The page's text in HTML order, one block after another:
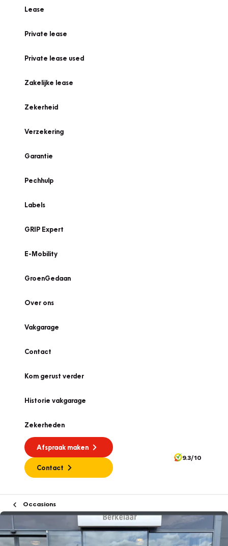
Lease
Private lease
Private lease used
Zakelijke lease
Zekerheid
Verzekering
Garantie
Pechhulp
Labels
GRIP Expert
E-Mobility
GroenGedaan
Over ons
Vakgarage
Contact
Kom gerust verder
Historie vakgarage
Zekerheden
Afspraak maken
Contact
9.3/10
Occasions